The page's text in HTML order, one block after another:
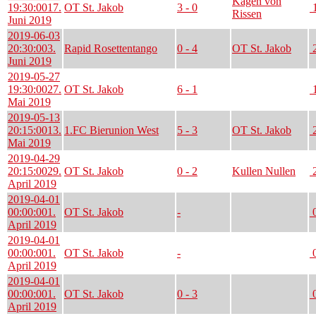
19:30:0017.
Juni 2019
OT St. Jakob 3 - 0
Rissen
2019-06-03
20:30:003.
Juni 2019
Rapid Rosettentango 0 - 4 OT St. Jakob
2019-05-27
19:30:0027.
Mai 2019
OT St. Jakob 6 - 1
2019-05-13
20:15:0013.
Mai 2019
1.FC Bierunion West 5 - 3 OT St. Jakob
2019-04-29
20:15:0029.
April 2019
OT St. Jakob 0 - 2 Kullen Nullen
2019-04-01
00:00:001.
April 2019
OT St. Jakob -
2019-04-01
00:00:001.
April 2019
OT St. Jakob -
2019-04-01
00:00:001.
April 2019
OT St. Jakob 0 - 3